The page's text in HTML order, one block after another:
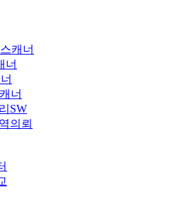
캐너
너
너
SW
의뢰